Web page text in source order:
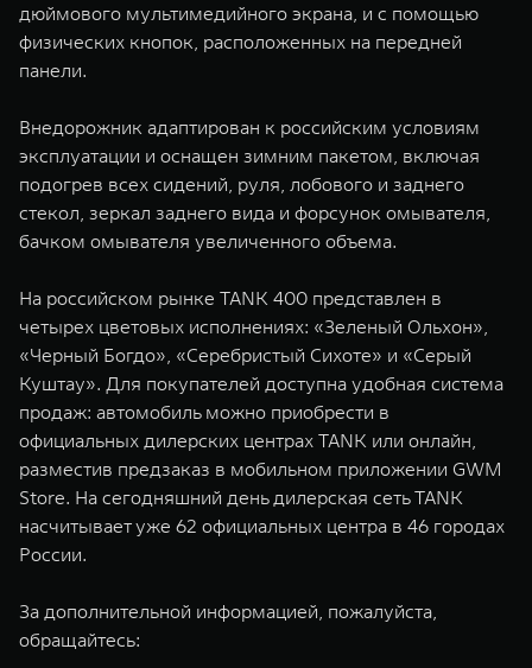
дюймового мультимедийного экрана, и с помощью
физических кнопок, расположенных на передней
панели.
Внедорожник адаптирован к российским условиям
эксплуатации и оснащен зимним пакетом, включая
подогрев всех сидений, руля, лобового и заднего
стекол, зеркал заднего вида и форсунок омывателя,
бачком омывателя увеличенного объема.
На российском рынке TANK 400 представлен в
четырех цветовых исполнениях: «Зеленый Ольхон»,
«Черный Богдо», «Серебристый Сихоте» и «Серый
Куштау». Для покупателей доступна удобная система
продаж: автомобиль можно приобрести в
официальных дилерских центрах TANK или онлайн,
разместив предзаказ в мобильном приложении GWM
Store. На сегодняшний день дилерская сеть TANK
насчитывает уже 62 официальных центра в 46 городах
России.
За дополнительной информацией, пожалуйста,
обращайтесь: